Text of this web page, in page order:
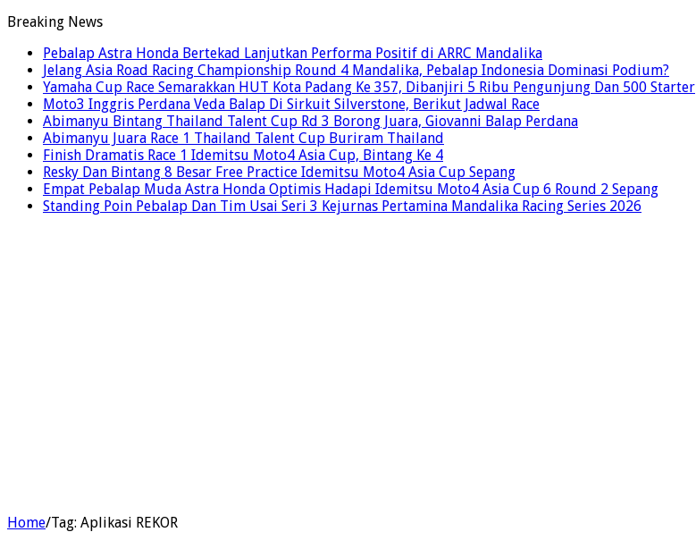
Breaking News
Pebalap Astra Honda Bertekad Lanjutkan Performa Positif di ARRC Mandalika
Jelang Asia Road Racing Championship Round 4 Mandalika, Pebalap Indonesia Dominasi Podium?
Yamaha Cup Race Semarakkan HUT Kota Padang Ke 357, Dibanjiri 5 Ribu Pengunjung Dan 500 Starter
Moto3 Inggris Perdana Veda Balap Di Sirkuit Silverstone, Berikut Jadwal Race
Abimanyu Bintang Thailand Talent Cup Rd 3 Borong Juara, Giovanni Balap Perdana
Abimanyu Juara Race 1 Thailand Talent Cup Buriram Thailand
Finish Dramatis Race 1 Idemitsu Moto4 Asia Cup, Bintang Ke 4
Resky Dan Bintang 8 Besar Free Practice Idemitsu Moto4 Asia Cup Sepang
Empat Pebalap Muda Astra Honda Optimis Hadapi Idemitsu Moto4 Asia Cup 6 Round 2 Sepang
Standing Poin Pebalap Dan Tim Usai Seri 3 Kejurnas Pertamina Mandalika Racing Series 2026
Home/Tag: Aplikasi REKOR